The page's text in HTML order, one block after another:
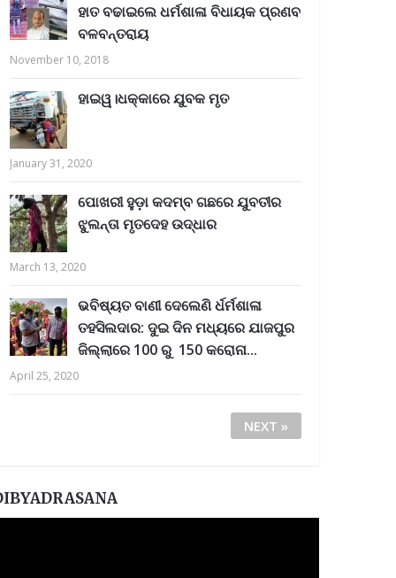
ହାତ ବଢାଇଲେ ଧର୍ମଶାଳା ବିଧାୟକ ପ୍ରଣବ
ବଳବନ୍ତରାୟ
November 10, 2018
ହାଇୱ।ଧକ୍କାରେ ଯୁବକ ମୃତ
January 31, 2020
ପୋଖରୀ ହୁଡ଼ା କଦମ୍ବ ଗଛରେ ଯୁବତୀର
ଝୁଲନ୍ତା ମୃତଦେହ ଉଦ୍ଧାର
March 13, 2020
ଭବିଷ୍ୟତ ବାଣୀ ଦେଲେଣି ର୍ଧର୍ମଶାଳା
ତହସିଲଦାର: ଦୁଇ ଦିନ ମଧ୍ୟରେ ଯାଜପୁର
ଜିଲ୍ଲାରେ 100 ରୁ 150 କରୋନା...
April 25, 2020
NEXT »